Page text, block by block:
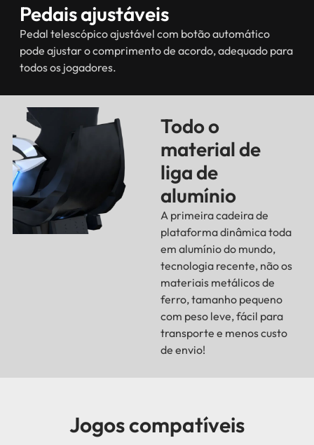
Pedais ajustáveis
Pedal telescópico ajustável com botão automático
pode ajustar o comprimento de acordo, adequado para
todos os jogadores.
Todo o
material de
liga de
alumínio
A primeira cadeira de
plataforma dinâmica toda
em alumínio do mundo,
tecnologia recente, não os
materiais metálicos de
ferro, tamanho pequeno
com peso leve, fácil para
transporte e menos custo
de envio!
Jogos compatíveis